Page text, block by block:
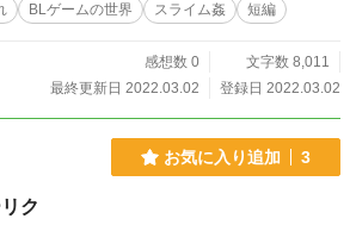
BLゲームの世界 スライム姦 短編
感想数 0
文字数 8,011
最終更新日 2022.03.02
登録日 2022.03.02
お気に入り追加 3
ク